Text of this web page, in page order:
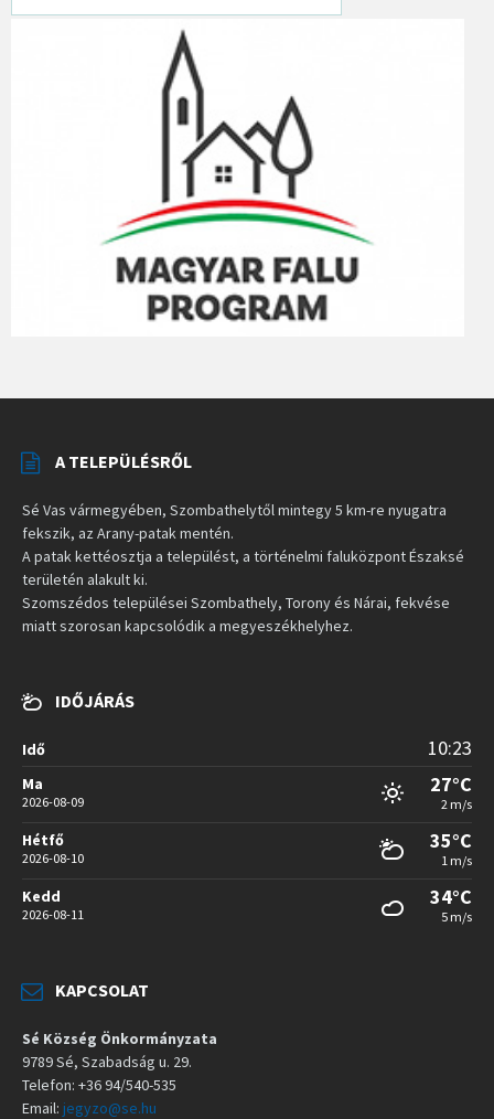
A TELEPÜLÉSRŐL
Sé Vas vármegyében, Szombathelytől mintegy 5 km-re nyugatra
fekszik, az Arany-patak mentén.
A patak kettéosztja a települést, a történelmi faluközpont Északsé
területén alakult ki.
Szomszédos települései Szombathely, Torony és Nárai, fekvése
miatt szorosan kapcsolódik a megyeszékhelyhez.
IDŐJÁRÁS
Idő 10:23
Ma
2026-08-09
27°C
2 m/s
Hétfő
2026-08-10
35°C
1 m/s
Kedd
2026-08-11
34°C
5 m/s
KAPCSOLAT
Sé Község Önkormányzata
9789 Sé, Szabadság u. 29.
Telefon: +36 94/540-535
Email: jegyzo@se.hu